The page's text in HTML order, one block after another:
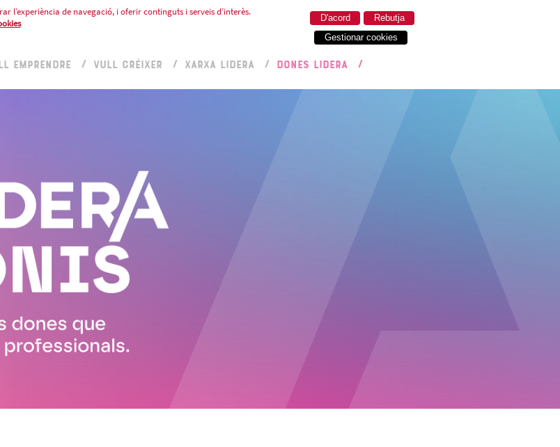
l’experiència de navegació, i oferir continguts i serveis d’interès.
Rebutja
D'acord
Gestionar cookies
EMPRENDRE VULL CRÉIXER XARXA LIDERA DONES LIDERA